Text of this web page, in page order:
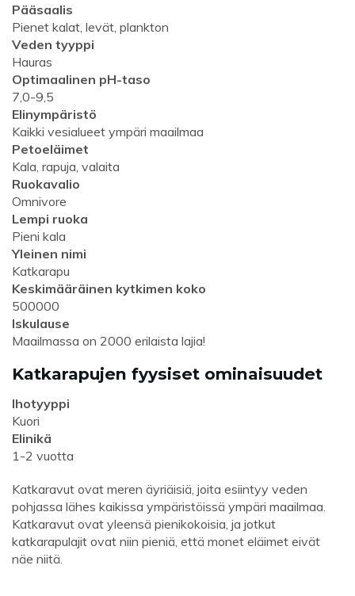
Pääsaalis
Pienet kalat, levät, plankton
Veden tyyppi
Hauras
Optimaalinen pH-taso
7,0-9,5
Elinympäristö
Kaikki vesialueet ympäri maailmaa
Petoeläimet
Kala, rapuja, valaita
Ruokavalio
Omnivore
Lempi ruoka
Pieni kala
Yleinen nimi
Katkarapu
Keskimääräinen kytkimen koko
500000
Iskulause
Maailmassa on 2000 erilaista lajia!
Katkarapujen fyysiset ominaisuudet
Ihotyyppi
Kuori
Elinikä
1-2 vuotta
Katkaravut ovat meren äyriäisiä, joita esiintyy veden
pohjassa lähes kaikissa ympäristöissä ympäri maailmaa.
Katkaravut ovat yleensä pienikokoisia, ja jotkut
katkarapulajit ovat niin pieniä, että monet eläimet eivät
näe niitä.